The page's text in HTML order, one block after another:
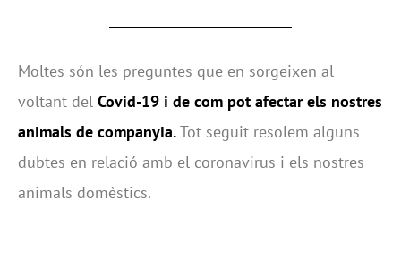
Moltes són les preguntes que en sorgeixen al
voltant del Covid-19 i de com pot afectar els nostres
animals de companyia.Tot seguit resolem alguns
dubtes en relació amb el coronavirus i els nostres
animals domèstics.